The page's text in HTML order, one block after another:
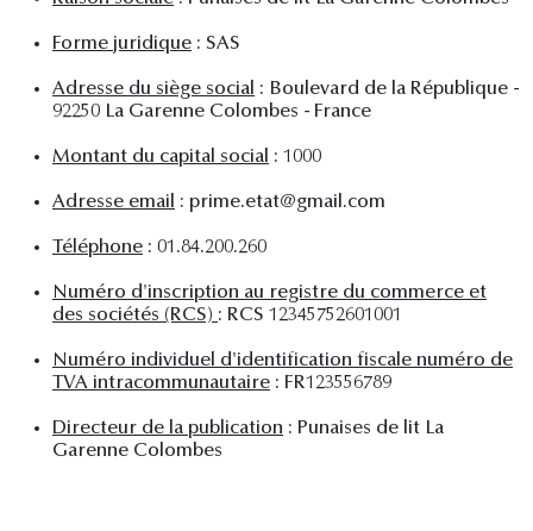
Forme juridique : SAS
Adresse du siège social : Boulevard de la République -
92250 La Garenne Colombes - France
Montant du capital social : 1000
Adresse email : prime.etat@gmail.com
Téléphone : 01.84.200.260
Numéro d'inscription au registre du commerce et
des sociétés (RCS) : RCS 12345752601001
Numéro individuel d'identification fiscale numéro de
TVA intracommunautaire : FR123556789
Directeur de la publication : Punaises de lit La
Garenne Colombes